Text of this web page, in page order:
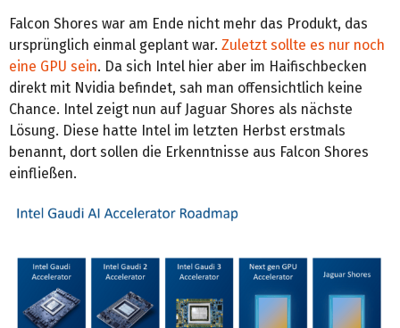
Falcon Shores war am Ende nicht mehr das Produkt, das
ursprünglich einmal geplant war. Zuletzt sollte es nur noch
eine GPU sein. Da sich Intel hier aber im Haifischbecken
direkt mit Nvidia befindet, sah man offensichtlich keine
Chance. Intel zeigt nun auf Jaguar Shores als nächste
Lösung. Diese hatte Intel im letzten Herbst erstmals
benannt, dort sollen die Erkenntnisse aus Falcon Shores
einfließen.